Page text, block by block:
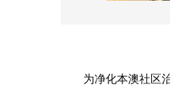
为净化本澳社区